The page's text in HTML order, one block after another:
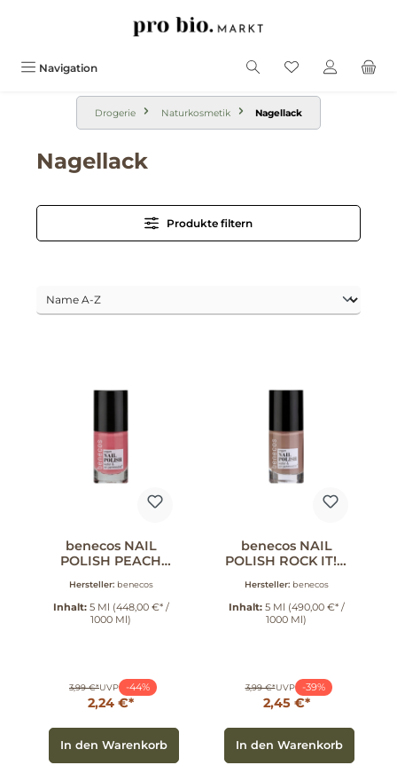
Navigation
Drogerie Naturkosmetik Nagellack
Nagellack
Produkte filtern
benecos NAIL
POLISH PEACH
Hersteller: benecos
Inhalt: 5 Ml (448,00 €* /
1000 Ml)
3,99 €*UVP -44%
2,24 €*
In den Warenkorb
benecos NAIL
POLISH ROCK IT! 5
Hersteller: benecos
Inhalt: 5 Ml (490,00 €* /
1000 Ml)
3,99 €*UVP -39%
2,45 €*
In den Warenkorb